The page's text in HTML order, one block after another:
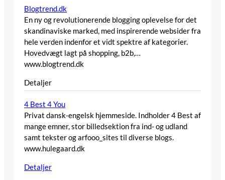
Blogtrend.dk
En ny og revolutionerende blogging oplevelse for det
skandinaviske marked, med inspirerende websider fra
hele verden indenfor et vidt spektre af kategorier.
Hovedvægt lagt på shopping, b2b,…
www.blogtrend.dk
Detaljer
4 Best 4 You
Privat dansk-engelsk hjemmeside. Indholder 4 Best af
mange emner, stor billedsektion fra ind- og udland
samt tekster og arfooo_sites til diverse blogs.
www.hulegaard.dk
Detaljer